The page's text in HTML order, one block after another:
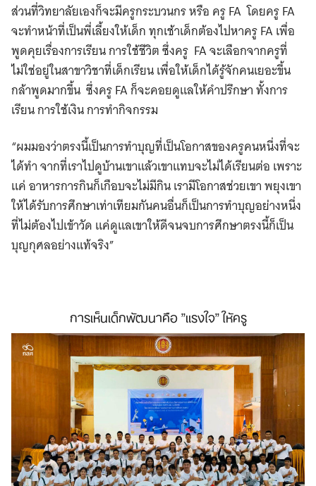
ส่วนที่วิทยาลัยเองก็จะมีครูกระบวนกร หรือ ครู FA โดยครู FA
จะทำหน้าที่เป็นพี่เลี้ยงให้เด็ก ทุกเช้าเด็กต้องไปหาครู FA เพื่อ
พูดคุยเรื่องการเรียน การใช้ชีวิต ซึ่งครู FA จะเลือกจากครูที่
ไม่ใช่อยู่ในสาขาวิชาที่เด็กเรียน เพื่อให้เด็กได้รู้จักคนเยอะขึ้น
กล้าพูดมากขึ้น ซึ่งครู FA ก็จะคอยดูแลให้คำปรึกษา ทั้งการ
เรียน การใช้เงิน การทำกิจกรรม
“ผมมองว่าตรงนี้เป็นการทำบุญที่เป็นโอกาสของครูคนหนึ่งที่จะ
ได้ทำ จากที่เราไปดูบ้านเขาแล้วเขาแทบจะไม่ได้เรียนต่อ เพราะ
แค่ อาหารการกินก็เกือบจะไม่มีกิน เรามีโอกาสช่วยเขา พยุงเขา
ให้ได้รับการศึกษาเท่าเทียมกันคนอื่นก็เป็นการทำบุญอย่างหนึ่ง
ที่ไม่ต้องไปเข้าวัด แค่ดูแลเขาให้ดีจนจบการศึกษาตรงนี้ก็เป็น
บุญกุศลอย่างแท้จริง”
การเห็นเด็กพัฒนา​คือ ​”แรงใจ” ให้ครู​